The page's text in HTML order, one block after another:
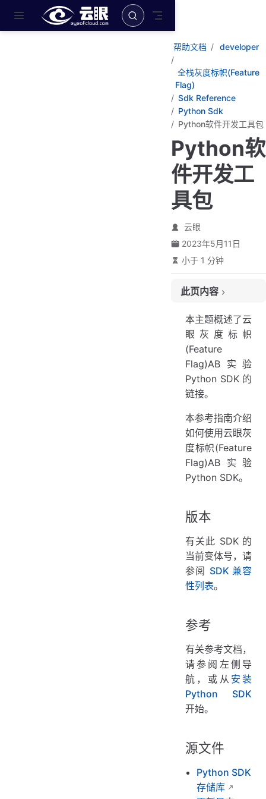
跳至主要內容
帮助文档 developer
全栈灰度标帜(Feature
Flag)
Sdk Reference
Python Sdk
Python软件开发工具包
Python软
件开发工
具包
云眼
2023年5月11日
小于 1 分钟
此页内容
参考
源文件
本主题概述了云
眼灰度标帜
(Feature
Flag)AB实验
Python SDK 的
链接。
本参考指南介绍
如何使用云眼灰
度标帜(Feature
Flag)AB实验
Python SDK。
版本
有关此 SDK 的
当前变体号，请
参阅 SDK 兼容
性列表。
参考
有关参考文档，
请参阅左侧导
航，或从 安装
Python SDK
开始。
源文件
Python SDK
存储库